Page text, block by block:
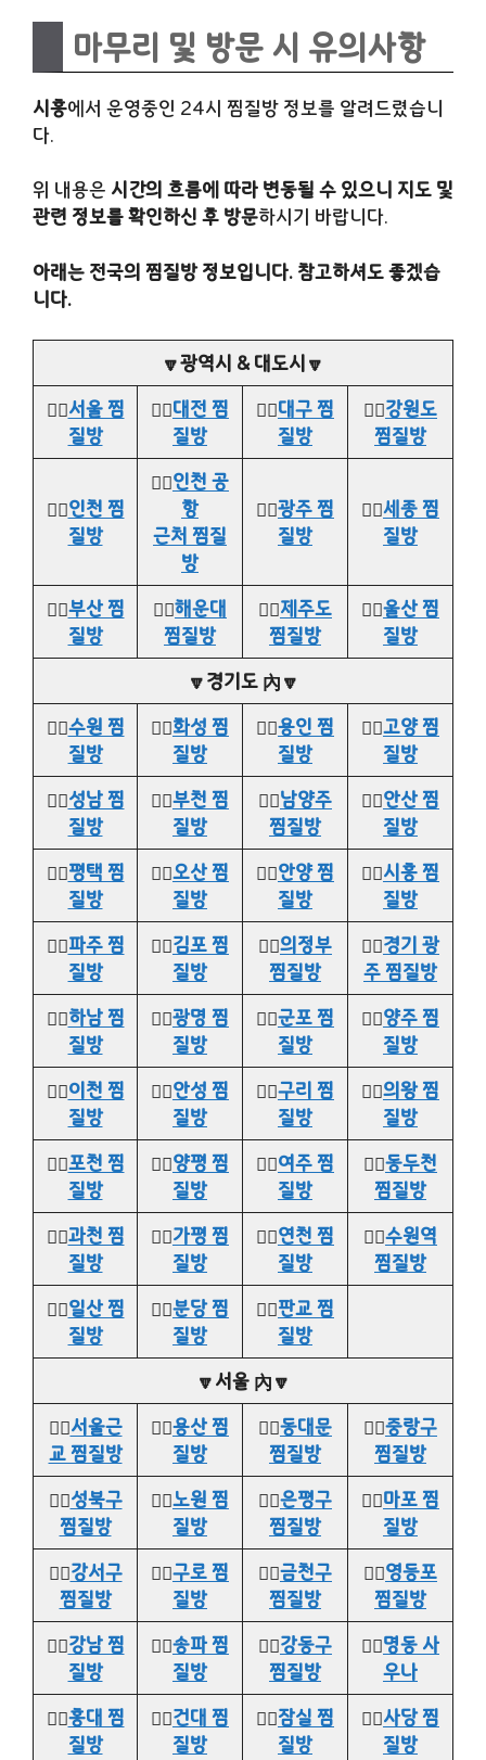
마무리 및 방문 시 유의사항
시흥에서 운영중인 24시 찜질방 정보를 알려드렸습니
다.
위 내용은 시간의 흐름에 따라 변동될 수 있으니 지도 및
관련 정보를 확인하신 후 방문하시기 바랍니다.
아래는 전국의 찜질방 정보입니다. 참고하셔도 좋겠습
니다.
🔽광역시 & 대도시🔽
👉🏻서울 찜
질방
👉🏻대전 찜
질방
👉🏻대구 찜
질방
👉🏻강원도
찜질방
👉🏻인천 찜
질방
👉🏻인천 공
항
근처 찜질
방
👉🏻광주 찜
질방
👉🏻세종 찜
질방
👉🏻부산 찜
질방
👉🏻해운대
찜질방
👉🏻제주도
찜질방
👉🏻울산 찜
질방
🔽경기도 內🔽
👉🏻수원 찜
질방
👉🏻화성 찜
질방
👉🏻용인 찜
질방
👉🏻고양 찜
질방
👉🏻성남 찜
질방
👉🏻부천 찜
질방
👉🏻남양주
찜질방
👉🏻안산 찜
질방
👉🏻평택 찜
질방
👉🏻오산 찜
질방
👉🏻안양 찜
질방
👉🏻시흥 찜
질방
👉🏻파주 찜
질방
👉🏻김포 찜
질방
👉🏻의정부
찜질방
👉🏻경기 광
주 찜질방
👉🏻하남 찜
질방
👉🏻광명 찜
질방
👉🏻군포 찜
질방
👉🏻양주 찜
질방
👉🏻이천 찜
질방
👉🏻안성 찜
질방
👉🏻구리 찜
질방
👉🏻의왕 찜
질방
👉🏻포천 찜
질방
👉🏻양평 찜
질방
👉🏻여주 찜
질방
👉🏻동두천
찜질방
👉🏻과천 찜
질방
👉🏻가평 찜
질방
👉🏻연천 찜
질방
👉🏻수원역
찜질방
👉🏻일산 찜
질방
👉🏻분당 찜
질방
👉🏻판교 찜
질방
🔽서울 內🔽
👉🏻서울근
교 찜질방
👉🏻용산 찜
질방
👉🏻동대문
찜질방
👉🏻중랑구
찜질방
👉🏻성북구
찜질방
👉🏻노원 찜
질방
👉🏻은평구
찜질방
👉🏻마포 찜
질방
👉🏻강서구
찜질방
👉🏻구로 찜
질방
👉🏻금천구
찜질방
👉🏻영등포
찜질방
👉🏻강남 찜
질방
👉🏻송파 찜
질방
👉🏻강동구
찜질방
👉🏻명동 사
우나
👉🏻홍대 찜
질방
👉🏻건대 찜
질방
👉🏻잠실 찜
질방
👉🏻사당 찜
질방